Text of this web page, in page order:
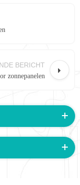
BERICHT
zonnepanelen